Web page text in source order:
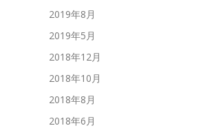
2019年8月
2019年5月
2018年12月
2018年10月
2018年8月
2018年6月